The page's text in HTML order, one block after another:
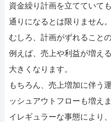
資金繰り計画を立てていて
通りになるとは限りません。
むしろ、計画がずれること
例えば、売上や利益が増え
大きくなります。
もちろん、売上増加に伴う
ッシュアウトフローも増えま
イレギュラーな事態により